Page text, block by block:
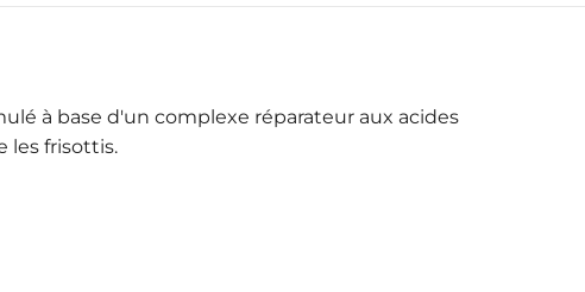
à base d'un complexe réparateur aux acides
les frisottis.